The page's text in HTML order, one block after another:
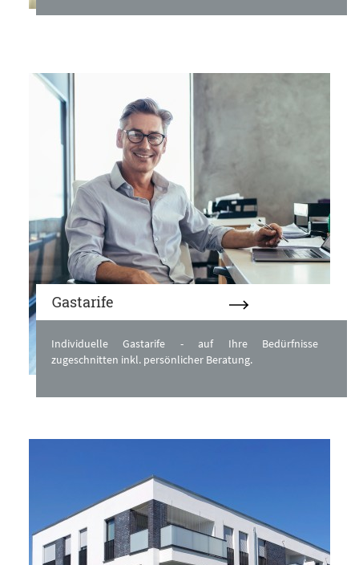
Gastarife
Individuelle Gastarife - auf Ihre Bedürfnisse
zugeschnitten inkl. persönlicher Beratung.